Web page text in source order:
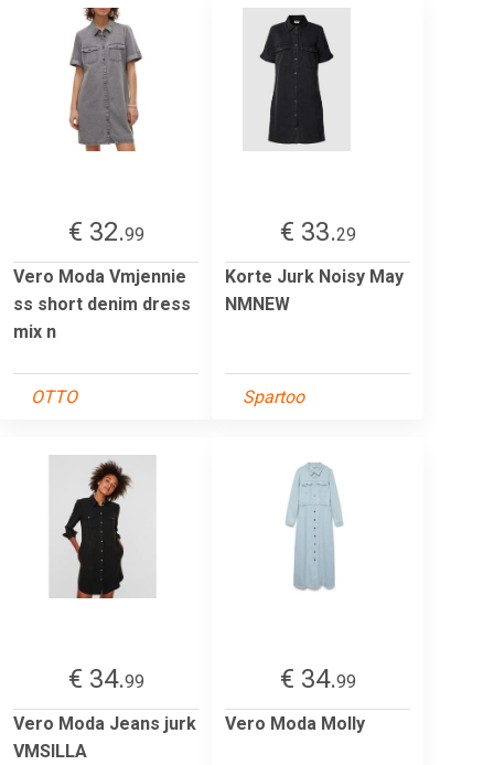
€ 32.99
Vero Moda Vmjennie
ss short denim dress
mix n
OTTO
€ 33.29
Korte Jurk Noisy May
NMNEW
Spartoo
€ 34.99
Vero Moda Jeans jurk
VMSILLA
€ 34.99
Vero Moda Molly